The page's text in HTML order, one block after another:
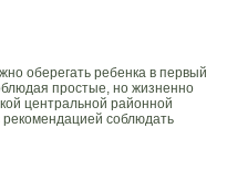
оберегать ребенка в первый
простые, но жизненно
центральной районной
соблюдать